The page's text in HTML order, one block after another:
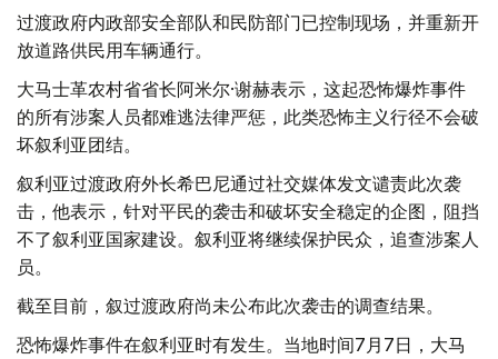
过渡政府内政部安全部队和民防部门已控制现场，并重新开
放道路供民用车辆通行。
大马士革农村省省长阿米尔·谢赫表示，这起恐怖爆炸事件
的所有涉案人员都难逃法律严惩，此类恐怖主义行径不会破
坏叙利亚团结。
叙利亚过渡政府外长希巴尼通过社交媒体发文谴责此次袭
击，他表示，针对平民的袭击和破坏安全稳定的企图，阻挡
不了叙利亚国家建设。叙利亚将继续保护民众，追查涉案人
员。
截至目前，叙过渡政府尚未公布此次袭击的调查结果。
恐怖爆炸事件在叙利亚时有发生。当地时间7月7日，大马